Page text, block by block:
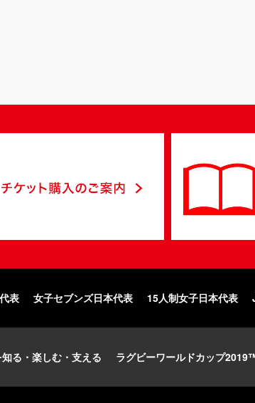
表 女子セブンズ日本代表 15人制女子日本代表
る・楽しむ・支える ラグビーワールドカップ